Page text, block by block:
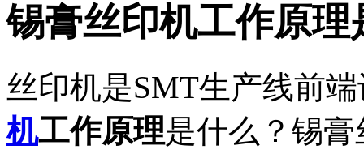
锡膏丝印机工作原理
丝印机是SMT生产线前
机工作原理是什么？锡